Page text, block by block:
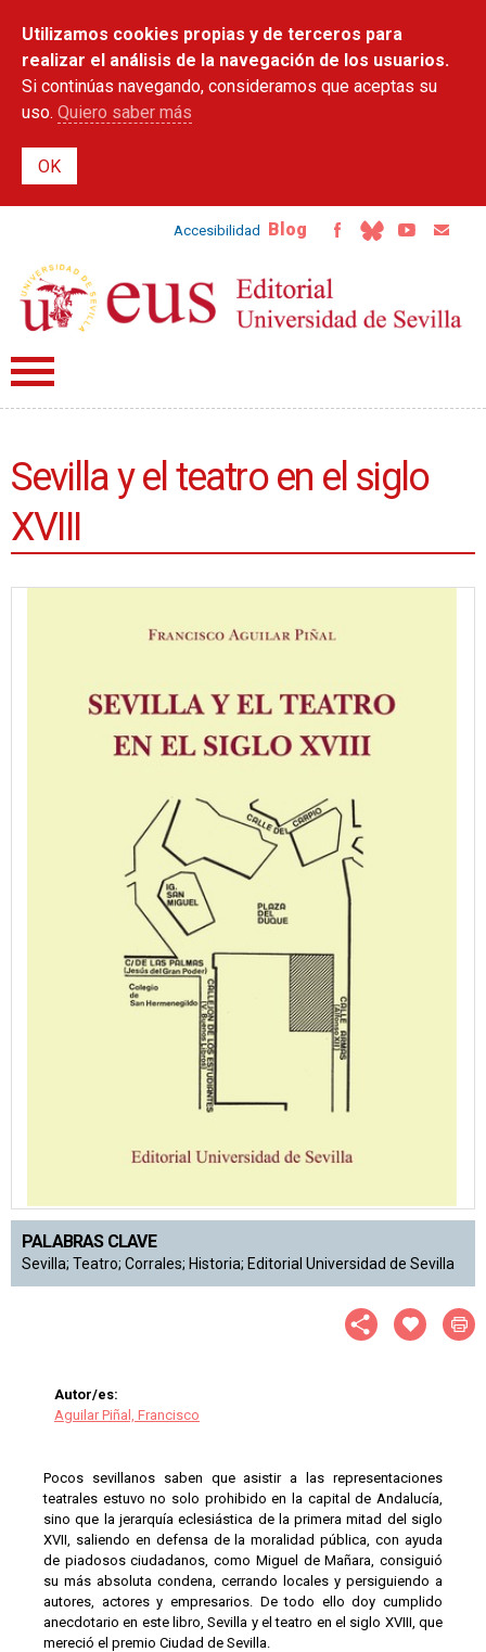
contenido
principal
Utilizamos cookies propias y de terceros para
realizar el análisis de la navegación de los usuarios.
Si continúas navegando, consideramos que aceptas su
uso. Quiero saber más
Accesibilidad Blog
Sevilla y el teatro en el siglo
XVIII
PALABRAS CLAVE
Sevilla; Teatro; Corrales; Historia; Editorial Universidad de Sevilla
Autor/es:
Aguilar Piñal, Francisco
Pocos sevillanos saben que asistir a las representaciones
teatrales estuvo no solo prohibido en la capital de Andalucía,
sino que la jerarquía eclesiástica de la primera mitad del siglo
XVII, saliendo en defensa de la moralidad pública, con ayuda
de piadosos ciudadanos, como Miguel de Mañara, consiguió
su más absoluta condena, cerrando locales y persiguiendo a
autores, actores y empresarios. De todo ello doy cumplido
anecdotario en este libro, Sevilla y el teatro en el siglo XVIII, que
mereció el premio Ciudad de Sevilla.